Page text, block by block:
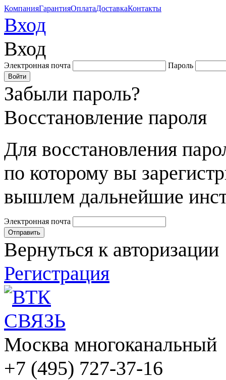
КомпанияГарантияОплатаДоставкаКонтакты
Вход
Вход
Электронная почта Пароль
Забыли пароль?
Восстановление пароля
Для восстановления
по которому вы
вышлем дальнейшие
Электронная почта
Вернуться к авторизации
Регистрация
Москва многоканальный
+7 (495) 727-37-16